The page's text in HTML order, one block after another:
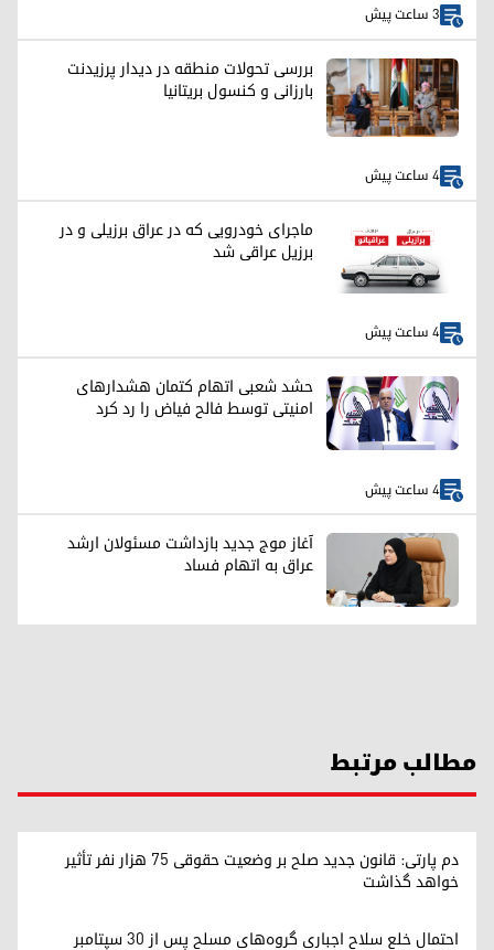
3 ساعت پیش
بررسی تحولات منطقه در دیدار پرزیدنت
بارزانی و کنسول بریتانیا
4 ساعت پیش
ماجرای خودرویی که در عراق برزیلی و در
برزیل عراقی شد
4 ساعت پیش
حشد شعبی اتهام کتمان هشدارهای
امنیتی توسط فالح فیاض را رد کرد
4 ساعت پیش
آغاز موج جدید بازداشت مسئولان ارشد
عراق به اتهام فساد
مطالب مرتبط
دم پارتی: قانون جدید صلح بر وضعیت حقوقی ۷۵ هزار نفر تأثیر
خواهد گذاشت
احتمال خلع سلاح اجباری گروه‌های مسلح پس از ۳۰ سپتامبر